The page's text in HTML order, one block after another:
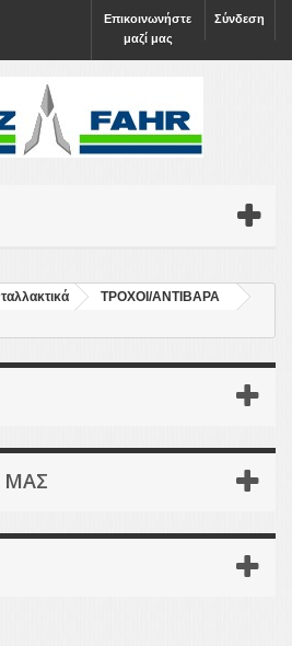
Σύνδεση
Επικοινωνήστε
μαζί μας
ΤΡΟΧΟΙ/ΑΝΤΙΒΑΡΑ
ΜΑΣ